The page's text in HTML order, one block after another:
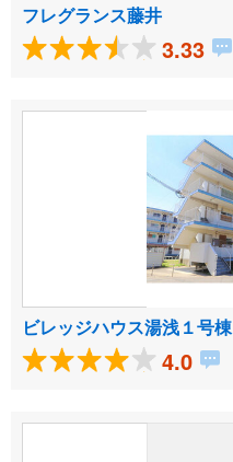
フレグランス藤井
3.33
ビレッジハウス湯浅１号棟
4.0